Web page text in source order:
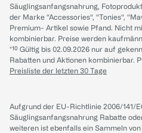
Säuglingsanfangsnahrung,
der Marke “Accessories“, “Tonies“,
Premium- Artikel sowie Pfand. Nicht
kombinierbar. Preise werden
*¹⁰ Gültig bis 02.09.2026 nur auf
Rabatten und Aktionen kombinierbar.
Preisliste der letzten 30 Tage
Aufgrund der EU-Richtlinie 2006/141/
Säuglingsanfangsnahrung Rabatte
weiteren ist ebenfalls ein Sammeln